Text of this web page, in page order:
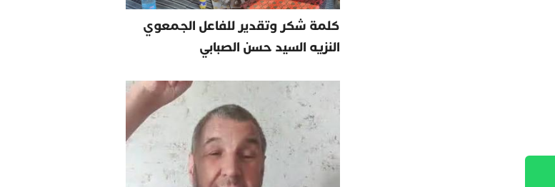
كلمة شكر وتقدير للفاعل الجمعوي
النزيه السيد حسن الصبابي